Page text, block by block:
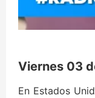
Viernes 03
En Estados